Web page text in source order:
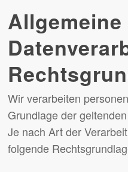
Wir verarbeiten
Grundlage der
Je nach Art der
folgende